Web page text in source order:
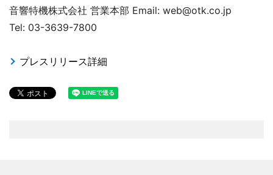
音響特機株式会社 営業本部 Email: web@otk.co.jp
Tel: 03-3639-7800
プレスリリース詳細